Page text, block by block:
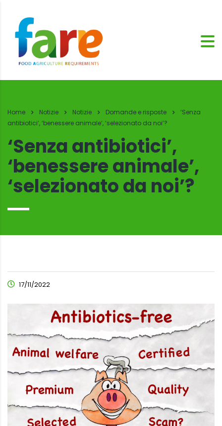
Home Notizie Notizie Domande e risposte
‘Senza
antibiotici’, ‘benessere animale’, ‘selezionato da noi’?
‘Senza antibiotici’,
‘benessere animale’,
‘selezionato da noi’?
17/11/2022